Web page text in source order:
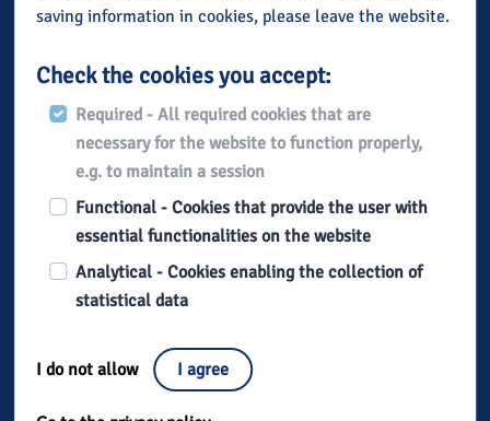
Contact
Tel:24 366 53 70 wew. 14
E-mail:sekretariat@bpplock.pl
Add to Google Calendar
ICal Export
Registration starts:
28 October 2024, 00:00
Registration end:
saving information in cookies, please leave the website.
Check the cookies you accept:
Required - All required cookies that are
necessary for the website to function properly,
e.g. to maintain a session
Functional - Cookies that provide the user with
essential functionalities on the website
Analytical - Cookies enabling the collection of
statistical data
I do not allow I agree